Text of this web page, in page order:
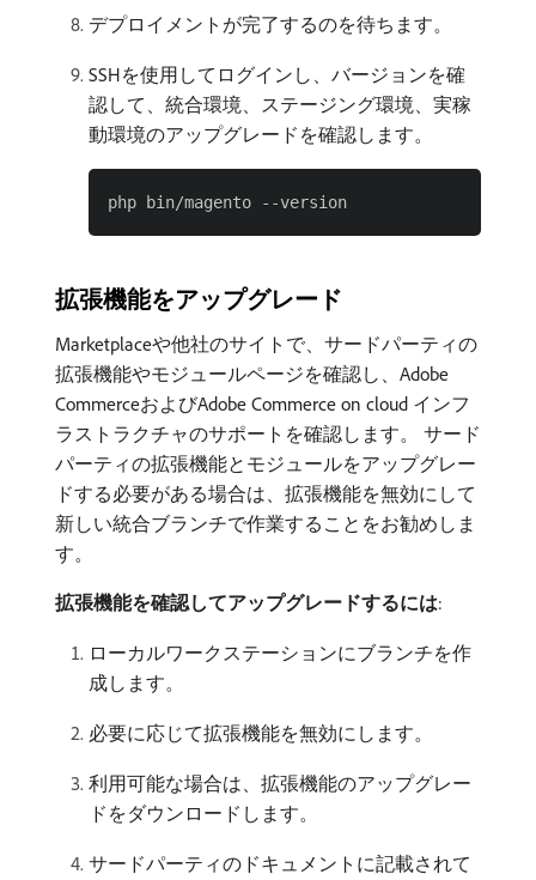
デプロイメントが完了するのを待ちます。
SSHを使用してログインし、バージョンを確
認して、統合環境、ステージング環境、実稼
動環境のアップグレードを確認します。
拡張機能をアップグレード
Marketplaceや他社のサイトで、サードパーティの
拡張機能やモジュールページを確認し、Adobe
CommerceおよびAdobe Commerce on cloud インフ
ラストラクチャのサポートを確認します。 サード
パーティの拡張機能とモジュールをアップグレー
ドする必要がある場合は、拡張機能を無効にして
新しい統合ブランチで作業することをお勧めしま
す。
拡張機能を確認してアップグレードするには:
ローカルワークステーションにブランチを作
成します。
必要に応じて拡張機能を無効にします。
利用可能な場合は、拡張機能のアップグレー
ドをダウンロードします。
サードパーティのドキュメントに記載されて